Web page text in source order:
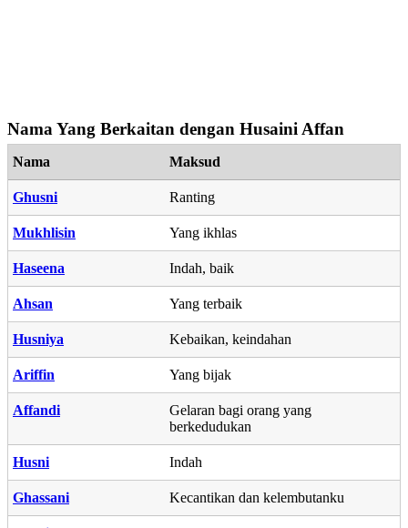
Nama Yang Berkaitan dengan Husaini Affan
Nama Maksud
Ghusni Ranting
Mukhlisin Yang ikhlas
Haseena Indah, baik
Ahsan Yang terbaik
Husniya Kebaikan, keindahan
Ariffin Yang bijak
Affandi
Gelaran bagi orang yang
berkedudukan
Husni Indah
Ghassani Kecantikan dan kelembutanku